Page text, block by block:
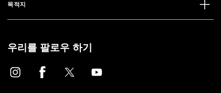
목적지
우리를 팔로우 하기